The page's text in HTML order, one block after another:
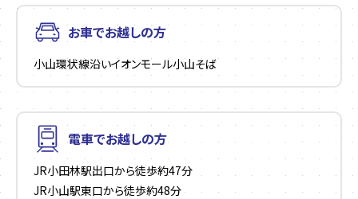
お車でお越しの方
小山環状線沿いイオンモール小山そば
電車でお越しの方
JR小田林駅出口から徒歩約47分
JR小山駅東口から徒歩約48分